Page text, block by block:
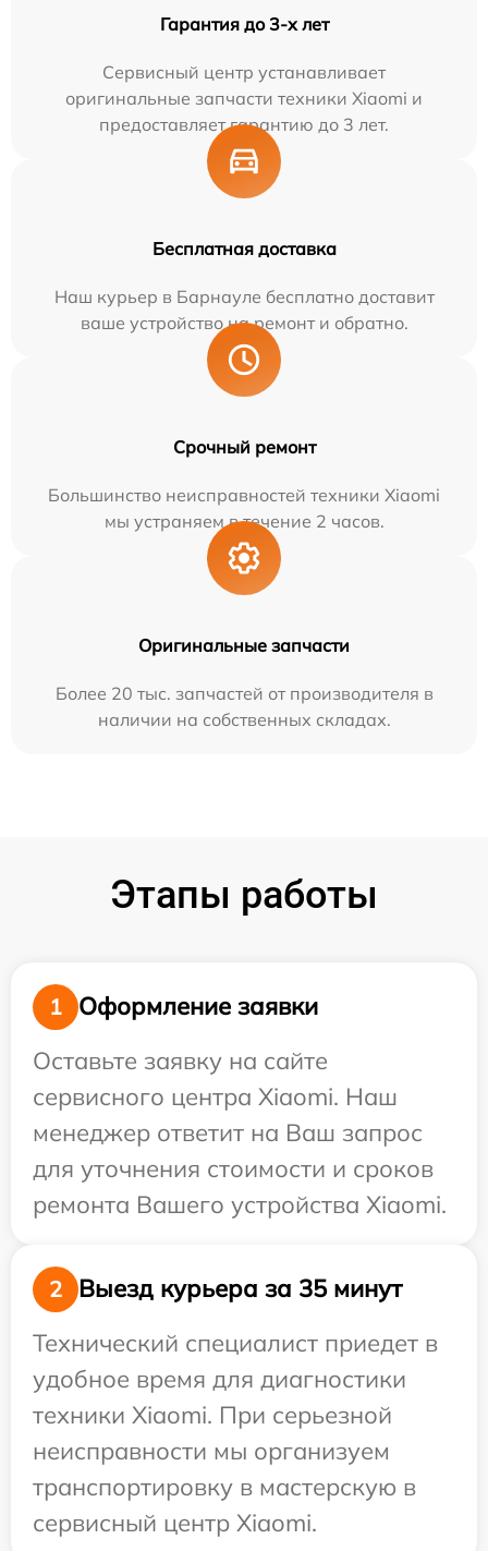
Гарантия до 3-х лет
Сервисный центр устанавливает
оригинальные запчасти техники Xiaomi и
предоставляет гарантию до 3 лет.
Бесплатная доставка
Наш курьер в Барнауле бесплатно доставит
ваше устройство на ремонт и обратно.
Срочный ремонт
Большинство неисправностей техники Xiaomi
мы устраняем в течение 2 часов.
Оригинальные запчасти
Более 20 тыс. запчастей от производителя в
наличии на собственных складах.
Этапы работы
1
Оформление заявки
Оставьте заявку на сайте
сервисного центра Xiaomi. Наш
менеджер ответит на Ваш запрос
для уточнения стоимости и сроков
ремонта Вашего устройства Xiaomi.
2
Выезд курьера за 35 минут
Технический специалист приедет в
удобное время для диагностики
техники Xiaomi. При серьезной
неисправности мы организуем
транспортировку в мастерскую в
сервисный центр Xiaomi.